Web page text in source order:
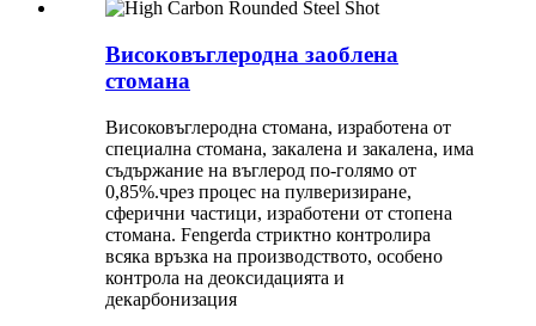
Високовъглеродна заоблена
стомана
Високовъглеродна стомана, изработена от
специална стомана, закалена и закалена, има
съдържание на въглерод по-голямо от
0,85%.чрез процес на пулверизиране,
сферични частици, изработени от стопена
стомана. Fengerda стриктно контролира
всяка връзка на производството, особено
контрола на деоксидацията и
декарбонизация